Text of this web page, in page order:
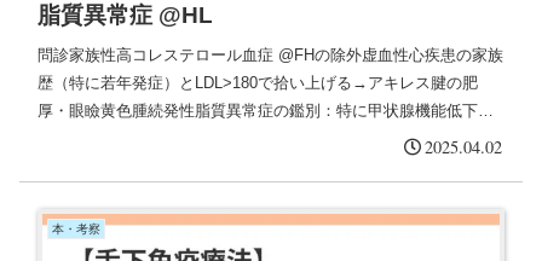
脂質異常症 @HL
問診家族性高コレステロール血症 @FHの除外虚血性心疾患の家族
歴（特に若年発症）とLDL>180で拾い上げる→アキレス腱の肥
厚・眼瞼黄色腫続発性脂質異常症の鑑別：特に甲状腺機能低下症
甲状腺ホルモンはコレステロールを胆汁酸に変換する働きがあ
2025.04.02
本・考察